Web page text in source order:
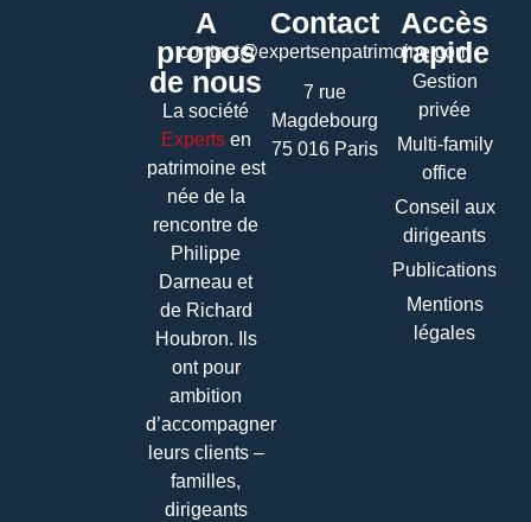
A
propos
de nous
La société
Expertsen
patrimoine est
née de la
rencontre de
Philippe
Darneau et
de Richard
Houbron. Ils
ont pour
ambition
d’accompagner
leurs clients –
familles,
dirigeants
Contact
contact@expertsenpatrimoine.com
7 rue
Magdebourg
75 016 Paris
Accès
rapide
Gestion
privée
Multi-family
office
Conseil aux
dirigeants
Publications
Mentions
légales